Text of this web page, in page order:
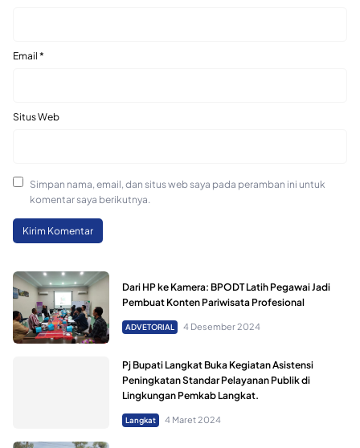
Email *
Situs Web
Simpan nama, email, dan situs web saya pada peramban ini untuk
komentar saya berikutnya.
Dari HP ke Kamera: BPODT Latih Pegawai Jadi
Pembuat Konten Pariwisata Profesional
ADVETORIAL 4 Desember 2024
Pj Bupati Langkat Buka Kegiatan Asistensi
Peningkatan Standar Pelayanan Publik di
Lingkungan Pemkab Langkat.
Langkat 4 Maret 2024